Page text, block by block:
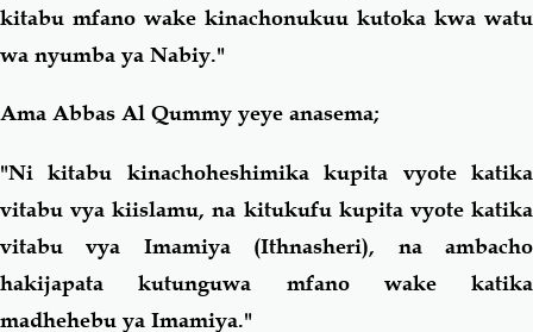
kitabu mfano wake kinachonukuu kutoka kwa watu
wa nyumba ya Nabiy."
Ama Abbas Al Qummy yeye anasema;
"Ni kitabu kinachoheshimika kupita vyote katika
vitabu vya kiislamu, na kitukufu kupita vyote katika
vitabu vya Imamiya (Ithnasheri), na ambacho
hakijapata kutunguwa mfano wake katika
madhehebu ya Imamiya."